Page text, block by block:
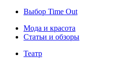
Выбор Time Out
Мода и красота
Статьи и обзоры
Театр